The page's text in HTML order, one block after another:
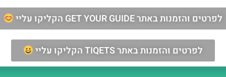
מאשר/ת קבלת דיוור וחומרים פרסומיים
שליחה
לפרטים והזמנות באתר GET YOUR GUIDE הקליקו עליי
לפרטים והזמנות באתר TIQETS הקליקו עליי